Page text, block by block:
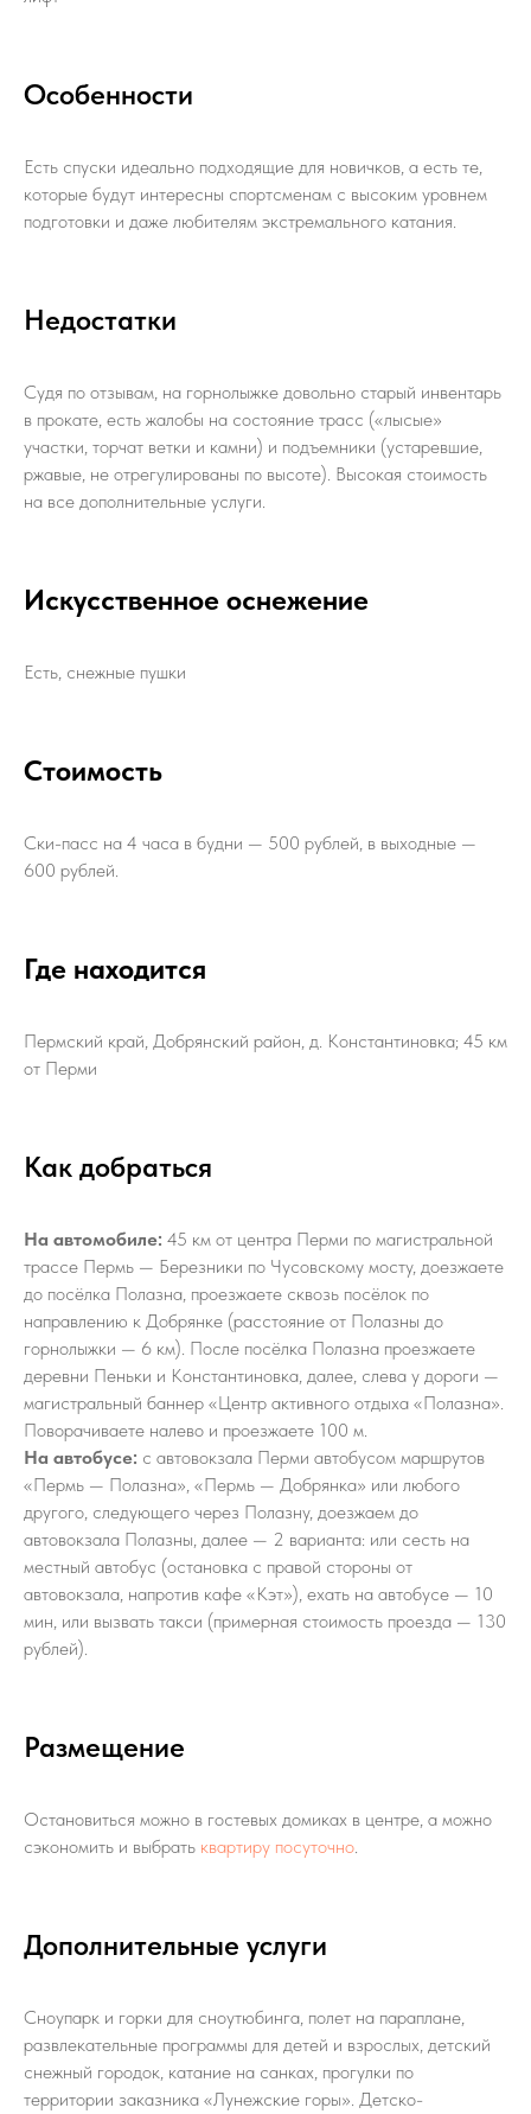
Особенности
Есть спуски идеально подходящие для новичков, а есть те,
которые будут интересны спортсменам с высоким уровнем
подготовки и даже любителям экстремального катания.
Недостатки
Судя по отзывам, на горнолыжке довольно старый инвентарь
в прокате, есть жалобы на состояние трасс («лысые»
участки, торчат ветки и камни) и подъемники (устаревшие,
ржавые, не отрегулированы по высоте). Высокая стоимость
на все дополнительные услуги.
Искусственное оснежение
Есть, снежные пушки
Стоимость
Ски-пасс на 4 часа в будни — 500 рублей, в выходные —
600 рублей.
Где находится
Пермский край, Добрянский район, д. Константиновка; 45 км
от Перми
Как добраться
На автомобиле: 45 км от центра Перми по магистральной
трассе Пермь — Березники по Чусовскому мосту, доезжаете
до посёлка Полазна, проезжаете сквозь посёлок по
направлению к Добрянке (расстояние от Полазны до
горнолыжки — 6 км). После посёлка Полазна проезжаете
деревни Пеньки и Константиновка, далее, слева у дороги —
магистральный баннер «Центр активного отдыха «Полазна».
Поворачиваете налево и проезжаете 100 м.
На автобусе: с автовокзала Перми автобусом маршрутов
«Пермь — Полазна», «Пермь — Добрянка» или любого
другого, следующего через Полазну, доезжаем до
автовокзала Полазны, далее — 2 варианта: или сесть на
местный автобус (остановка с правой стороны от
автовокзала, напротив кафе «Кэт»), ехать на автобусе — 10
мин, или вызвать такси (примерная стоимость проезда — 130
рублей).
Размещение
Остановиться можно в гостевых домиках в центре, а можно
сэкономить и выбрать квартиру посуточно.
Дополнительные услуги
Сноупарк и горки для сноутюбинга, полет на параплане,
развлекательные программы для детей и взрослых, детский
снежный городок, катание на санках, прогулки по
территории заказника «Лунежские горы». Детско-